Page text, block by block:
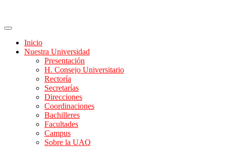
Inicio
Nuestra Universidad
Presentación
H. Consejo Universitario
Rectoría
Secretarías
Direcciones
Coordinaciones
Bachilleres
Facultades
Campus
Sobre la UAQ